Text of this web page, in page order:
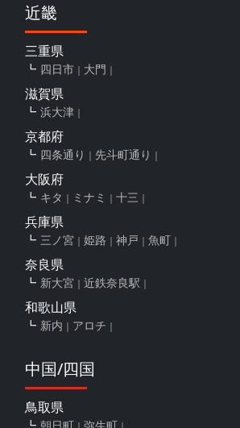
近畿
三重県
四日市 大門
滋賀県
浜大津
京都府
四条通り 先斗町通り
大阪府
キタ ミナミ 十三
兵庫県
三ノ宮 姫路 神戸 魚町
奈良県
新大宮 近鉄奈良駅
和歌山県
新内 アロチ
中国/四国
鳥取県